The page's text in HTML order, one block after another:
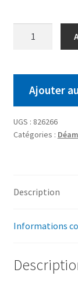
Ajouter
UGS : 826266
Catégories :
Description
Informations